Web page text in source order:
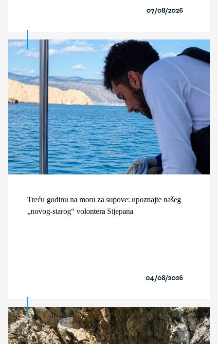
07/08/2026
Treću godinu na moru za supove: upoznajte našeg
„novog-starog“ volontera Stjepana
04/08/2026